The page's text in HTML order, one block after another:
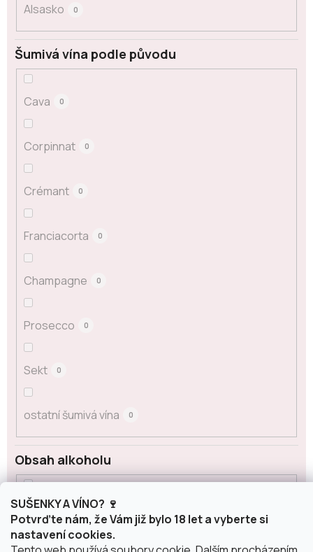
SUŠENKY A VÍNO? 🍷
Potvrďte nám, že Vám již bylo 18 let a vyberte si
nastavení cookies.
Alsasko 0
Šumivá vína podle původu
Cava 0
Corpinnat 0
Crémant 0
Franciacorta 0
Champagne 0
Prosecco 0
Sekt 0
ostatní šumivá vína 0
Obsah alkoholu
0 % 0